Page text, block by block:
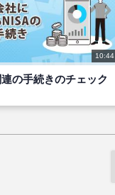
10:44
の手続きのチェック